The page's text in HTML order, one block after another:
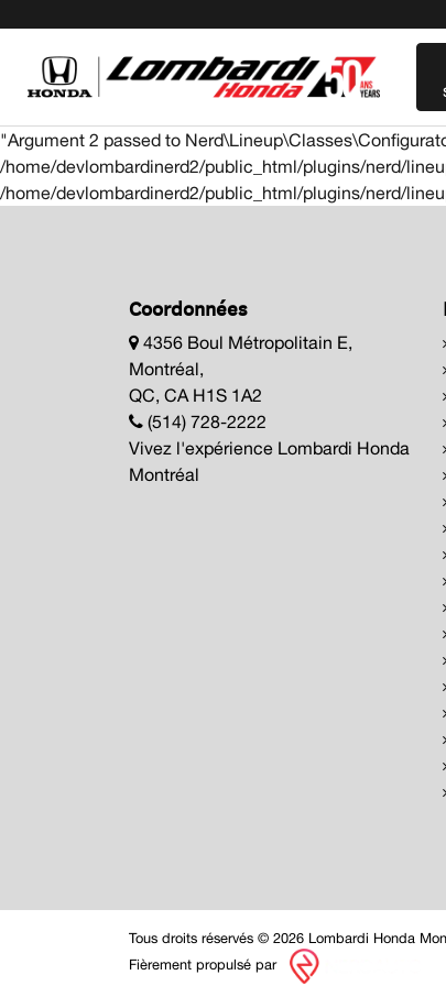
"Argument 2 passed to
/home/devlombardinerd2/public_html/plugins/nerd/
/home/devlombardinerd2/public_html/plugins/nerd/
Coordonnées
4356 Boul Métropolitain E,
Montréal,
QC, CA H1S 1A2
(514) 728-2222
Vivez l'expérience Lombardi Honda
Montréal
Tous droits réservés © 2026 Lombardi Honda
Fièrement propulsé par